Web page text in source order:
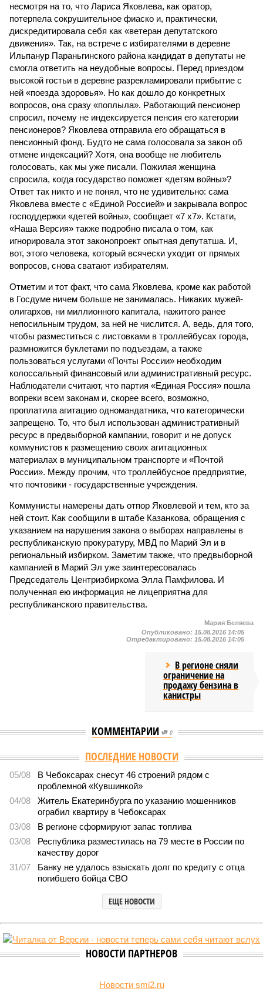
несмотря на то, что Лариса Яковлева, как оратор,
потерпела сокрушительное фиаско и, практически,
дискредитировала себя как «ветеран депутатского
движения». Так, на встрече с избирателями в деревне
Ильпанур Параньгинского района кандидат в депутаты не
смогла ответить на неудобные вопросы. Перед приездом
высокой гостьи в деревне разрекламировали прибытие с
ней «поезда здоровья». Но как дошло до конкретных
вопросов, она сразу «поплыла». Работающий пенсионер
спросил, почему не индексируется пенсия его категории
пенсионеров? Яковлева отправила его обращаться в
пенсионный фонд. Будто не сама голосовала за закон об
отмене индексаций? Хотя, она вообще не любитель
голосовать, как мы уже писали. Пожилая женщина
спросила, когда государство поможет «детям войны»?
Ответ так никто и не понял, что не удивительно: сама
Яковлева вместе с «Единой Россией» и закрывала вопрос
господдержки «детей войны», сообщает «7 х7». Кстати,
«Наша Версия» также подробно писала о том, как
игнорировала этот законопроект опытная депутатша. И,
вот, этого человека, который всячески уходит от прямых
вопросов, снова сватают избирателям.
Отметим и тот факт, что сама Яковлева, кроме как работой
в Госдуме ничем больше не занималась. Никаких мужей-
олигархов, ни миллионного капитала, нажитого ранее
непосильным трудом, за ней не числится. А, ведь, для того,
чтобы разместиться с листовками в троллейбусах города,
размножится буклетами по подъездам, а также
пользоваться услугами «Почты России» необходим
колоссальный финансовый или административный ресурс.
Наблюдатели считают, что партия «Единая Россия» пошла
вопреки всем законам и, скорее всего, возможно,
проплатила агитацию одномандатника, что категорически
запрещено. То, что был использован административный
ресурс в предвыборной кампании, говорит и не допуск
коммунистов к размещению своих агитационных
материалах в муниципальном транспорте и «Почтой
России». Между прочим, что троллейбусное предприятие,
что почтовики - государственные учреждения.
Коммунисты намерены дать отпор Яковлевой и тем, кто за
ней стоит. Как сообщили в штабе Казанкова, обращения с
указанием на нарушения закона о выборах направлены в
республиканскую прокуратуру, МВД по Марий Эл и в
региональный избирком. Заметим также, что предвыборной
кампанией в Марий Эл уже заинтересовалась
Председатель Центризбиркома Элла Памфилова. И
полученная ею информация не лицеприятна для
республиканского правительства.
Мария Беляева
Опубликовано: 15.08.2016 14:05
Отредактировано: 15.08.2016 14:05
В регионе сняли
ограничение на
продажу бензина в
канистры
КОММЕНТАРИИ 0
Версия //Власть //Роспотребнадзор после проверки отстранил от
работы 20 сотрудников детских лагерей
Роспотребнадзор после проверки отстранил от работы 20
сотрудников детских лагерей
Здоровый отдых
Роспотребнадзор после проверки отстранил от работы 20 сотрудников
детских лагерей (фото: pixnio.com)
Руководитель Управления Роспотребнадзора по Чувашской
Республике Татьяна Гермонова принимала участие в заседании
Межведомственной комиссии, занимающейся вопросами
рамках встречи участники рассматривали текущее состояние